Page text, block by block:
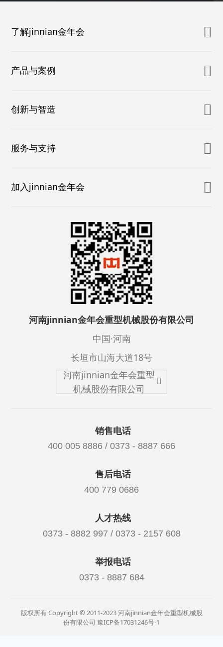
了解jinnian金年会
产品与案例
创新与智造
服务与支持
加入jinnian金年会
河南jinnian金年会重型机械股份有限公司
中国·河南
长垣市山海大道18号
河南jinnian金年会重型
机械股份有限公司
销售电话
400 005 8886 / 0373 - 8887 666
售后电话
400 779 0686
人才热线
0373 - 8882 997 / 0373 - 2157 608
举报电话
0373 - 8887 684
版权所有 Copyright © 2011-2023 河南jinnian金年会重型机械股
份有限公司 豫ICP备17031246号-1